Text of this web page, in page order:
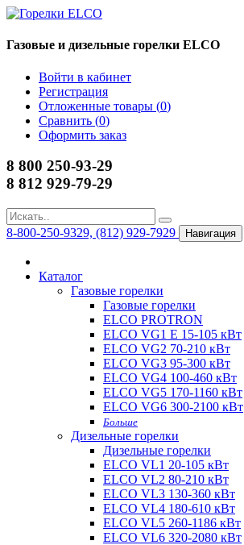
Газовые и дизельные горелки ELCO
Войти в кабинет
Регистрация
Отложенные товары (0)
Сравнить (0)
Оформить заказ
8 800 250-93-29
8 812 929-79-29
8-800-250-9329, (812) 929-7929 Навигация
Каталог
Газовые горелки
Газовые горелки
ELCO PROTRON
ELCO VG1 E 15-105 кВт
ELCO VG2 70-210 кВт
ELCO VG3 95-300 кВт
ELCO VG4 100-460 кВт
ELCO VG5 170-1160 кВт
ELCO VG6 300-2100 кВт
Больше
Дизельные горелки
Дизельные горелки
ELCO VL1 20-105 кВт
ELCO VL2 80-210 кВт
ELCO VL3 130-360 кВт
ELCO VL4 180-610 кВт
ELCO VL5 260-1186 кВт
ELCO VL6 320-2080 кВт